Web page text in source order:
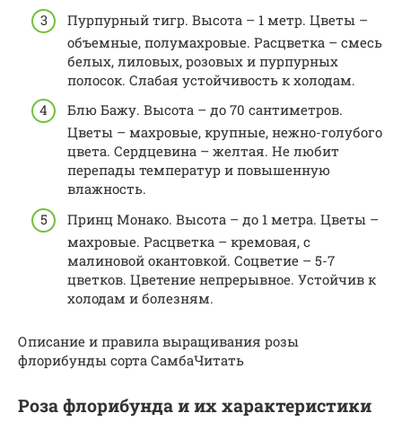
Пурпурный тигр. Высота – 1 метр. Цветы –
объемные, полумахровые. Расцветка – смесь
белых, лиловых, розовых и пурпурных
полосок. Слабая устойчивость к холодам.
Блю Бажу. Высота – до 70 сантиметров.
Цветы – махровые, крупные, нежно-голубого
цвета. Сердцевина – желтая. Не любит
перепады температур и повышенную
влажность.
Принц Монако. Высота – до 1 метра. Цветы –
махровые. Расцветка – кремовая, с
малиновой окантовкой. Соцветие – 5-7
цветков. Цветение непрерывное. Устойчив к
холодам и болезням.
Описание и правила выращивания розы
флорибунды сорта СамбаЧитать
Роза флорибунда и их характеристики